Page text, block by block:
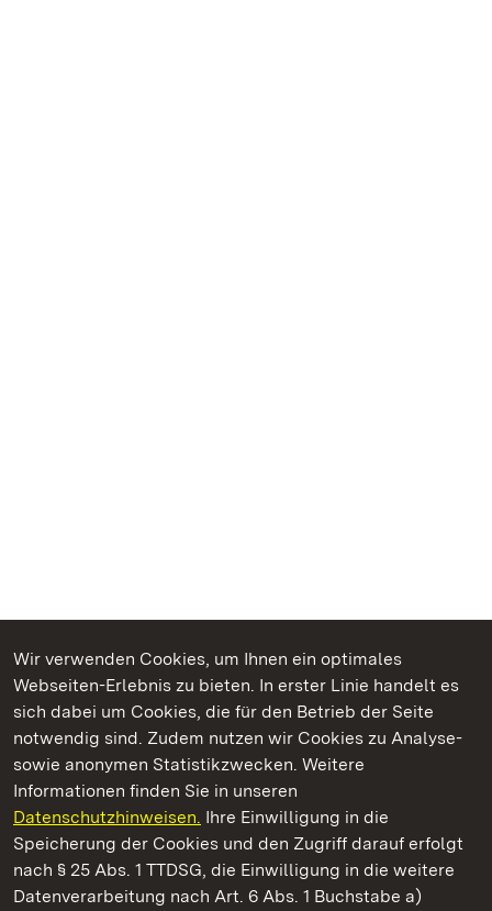
Wir verwenden Cookies, um Ihnen ein optimales
Webseiten-Erlebnis zu bieten. In erster Linie handelt es
sich dabei um Cookies, die für den Betrieb der Seite
notwendig sind. Zudem nutzen wir Cookies zu Analyse-
sowie anonymen Statistikzwecken. Weitere
Informationen finden Sie in unseren
Datenschutzhinweisen. Ihre Einwilligung in die
Speicherung der Cookies und den Zugriff darauf erfolgt
nach § 25 Abs. 1 TTDSG, die Einwilligung in die weitere
Datenverarbeitung nach Art. 6 Abs. 1 Buchstabe a)
Kommen. Staunen. Genießen.
Residenzschloss Ludwigsburg
Staatliche Schlösser und Gärten Baden-Württemberg